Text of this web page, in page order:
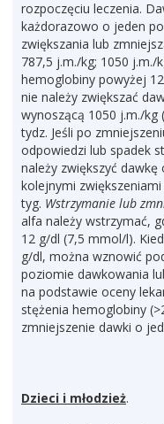
rozpoczęciu leczenia.
każdorazowo o jeden
zwiększania lub
787,5 j.m./kg; 1050 j.m./
hemoglobiny powyżej
nie należy zwiększać
wynoszącą 1050 j.m./kg
tydz. Jeśli po
odpowiedzi lub spadek
należy zwiększyć
kolejnymi
tyg. Wstrzymanie lub
alfa należy wstrzymać,
12 g/dl (7,5 mmol/l).
g/dl, można wznowić
poziomie dawkowania
na podstawie oceny
stężenia hemoglobiny
zmniejszenie dawki o
Dzieci i młodzież.